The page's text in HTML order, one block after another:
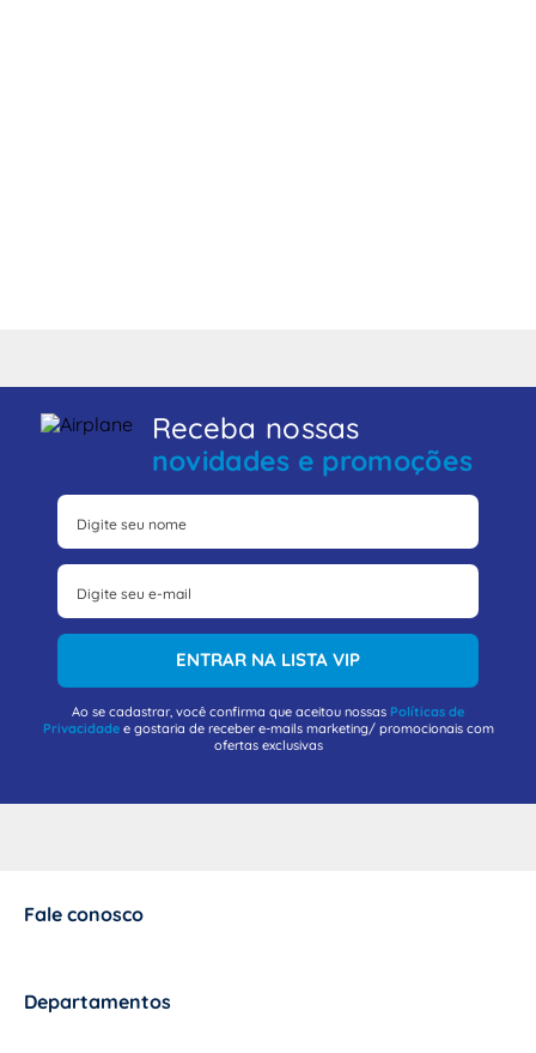
Receba nossas
novidades e promoções
ENTRAR NA LISTA VIP
Ao se cadastrar, você confirma que aceitou nossas Políticas de
Privacidadee gostaria de receber e-mails marketing/ promocionais com
ofertas exclusivas
Fale conosco
Departamentos